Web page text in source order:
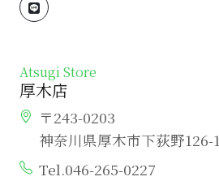
Atsugi Store
厚木店
〒243-0203
神奈川県厚木市下荻野126-1
Tel.046-265-0227